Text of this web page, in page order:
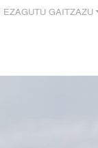
EZAGUTU GAITZAZU